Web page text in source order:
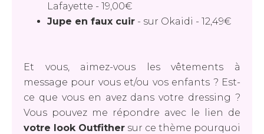
Lafayette - 19,00€
Jupe en faux cuir - sur Okaidi - 12,49€
Et vous, aimez-vous les vêtements à
message pour vous et/ou vos enfants ? Est-
ce que vous en avez dans votre dressing ?
Vous pouvez me répondre avec le lien de
votre look Outfither sur ce thème pourquoi